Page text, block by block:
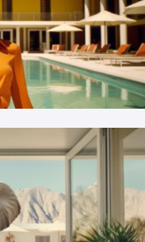
hinzu